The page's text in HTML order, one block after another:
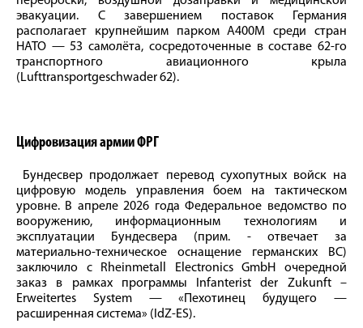
эвакуации. С завершением поставок Германия
располагает крупнейшим парком A400M среди стран
НАТО — 53 самолёта, сосредоточенные в составе 62-го
транспортного авиационного крыла
(Lufttransportgeschwader 62).
Цифровизация армии ФРГ
Бундесвер продолжает перевод сухопутных войск на
цифровую модель управления боем на тактическом
уровне. В апреле 2026 года Федеральное ведомство по
вооружению, информационным технологиям и
эксплуатации Бундесвера (прим. - отвечает за
материально-техническое оснащение германских ВС)
заключило с Rheinmetall Electronics GmbH очередной
заказ в рамках программы Infanterist der Zukunft –
Erweitertes System — «Пехотинец будущего —
расширенная система» (IdZ-ES).